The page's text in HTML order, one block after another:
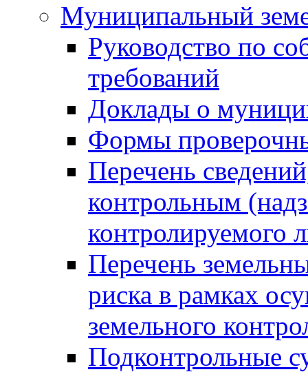
Муниципальный
Руководство по
требований
Доклады о
Формы
Перечень
контрольным
контролируемого
Перечень
риска в рамках
земельного
Подконтрольные